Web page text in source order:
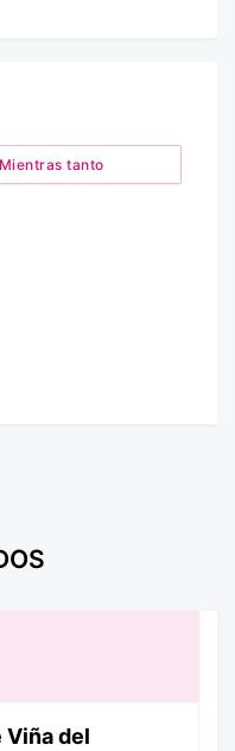
tanto
Viña del